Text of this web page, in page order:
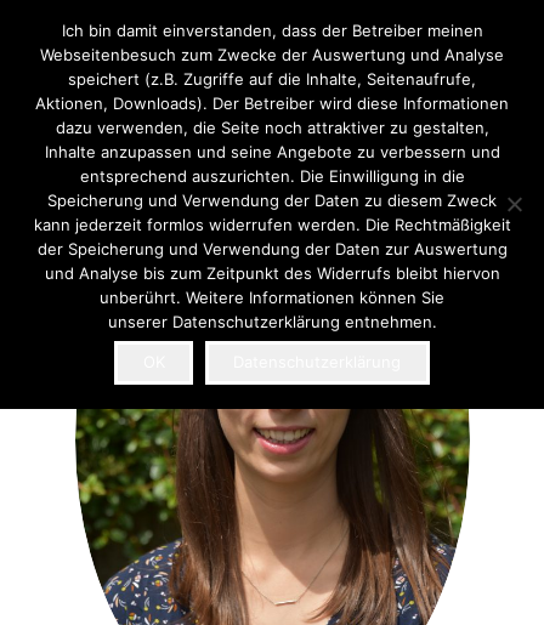
Ich bin damit einverstanden, dass der Betreiber meinen
Webseitenbesuch zum Zwecke der Auswertung und Analyse
speichert (z.B. Zugriffe auf die Inhalte, Seitenaufrufe,
Aktionen, Downloads). Der Betreiber wird diese Informationen
dazu verwenden, die Seite noch attraktiver zu gestalten,
Inhalte anzupassen und seine Angebote zu verbessern und
entsprechend auszurichten. Die Einwilligung in die
Speicherung und Verwendung der Daten zu diesem Zweck
kann jederzeit formlos widerrufen werden. Die Rechtmäßigkeit
der Speicherung und Verwendung der Daten zur Auswertung
und Analyse bis zum Zeitpunkt des Widerrufs bleibt hiervon
unberührt. Weitere Informationen können Sie
unserer Datenschutzerklärung entnehmen.